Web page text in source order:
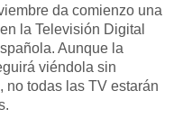
da comienzo una
la Televisión Digital
Aunque la
viéndola sin
no todas las TV estarán